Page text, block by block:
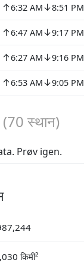
↑6:32 AM↓8:51 PM
↑6:47 AM↓9:17 PM
↑6:27 AM↓9:16 PM
↑6:53 AM↓9:05 PM
(70स्थान)
Prøv igen.
किमी²